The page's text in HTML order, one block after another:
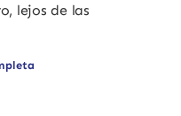
lejos de las